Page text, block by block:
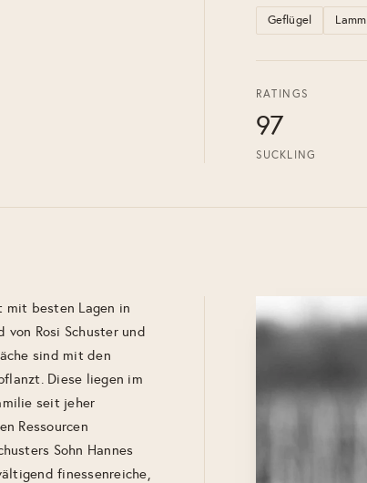
Geflügel Lamm
RATINGS
97
SUCKLING
mit besten Lagen in
von Rosi Schuster und
sind mit den
Diese liegen im
seit jeher
Ressourcen
Sohn Hannes
finessenreiche,